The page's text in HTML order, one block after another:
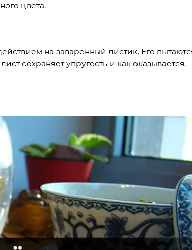
цвета.
на заваренный листик. Его
сохраняет упругость и как оказывается,